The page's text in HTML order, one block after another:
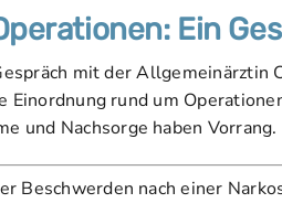
Ein
mit der Allgemeinärztin
Einordnung rund um
und Nachsorge haben Vorrang.
Beschwerden nach einer